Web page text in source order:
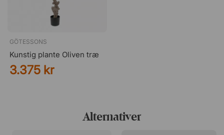
GÖTESSONS
Kunstig plante Oliven træ
3.375 kr
Alternativer